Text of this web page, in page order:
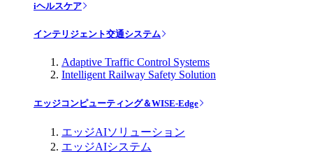
iヘルスケア
インテリジェント交通システム
Adaptive Traffic Control Systems
Intelligent Railway Safety Solution
エッジコンピューティング＆WISE-Edge
エッジAIソリューション
エッジAIシステム